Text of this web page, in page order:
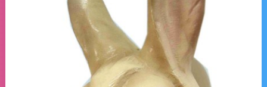
Inloggen